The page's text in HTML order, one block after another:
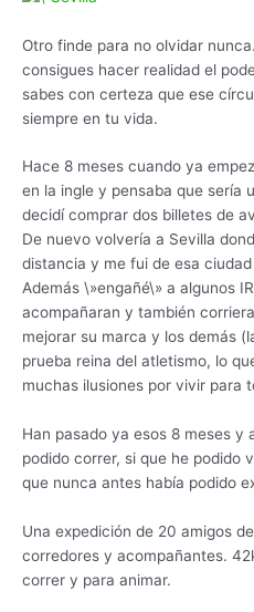
Otro finde para no olvidar
consigues hacer realidad el
sabes con certeza que ese
siempre en tu vida.
Hace 8 meses cuando ya
en la ingle y pensaba que sería
decidí comprar dos billetes de
De nuevo volvería a Sevilla
distancia y me fui de esa
Además \»engañé\» a algunos
acompañaran y también
mejorar su marca y los demás
prueba reina del atletismo, lo
muchas ilusiones por vivir para
Han pasado ya esos 8 meses y
podido correr, si que he podido
que nunca antes había podido
Una expedición de 20 amigos
corredores y acompañantes.
correr y para animar.